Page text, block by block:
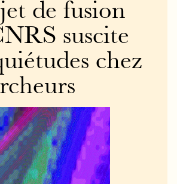
de fusion
suscite
chez